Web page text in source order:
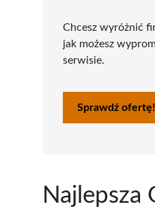
Chcesz wyróżnić
jak możesz
serwisie.
Sprawdź ofertę!
Najlepsza